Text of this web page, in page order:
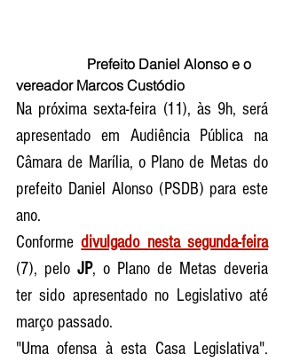
vereador Marcos Custódio
Na próxima sexta-feira (11), às 9h, será
apresentado em Audiência Pública na
Câmara de Marília, o Plano de Metas do
prefeito Daniel Alonso (PSDB) para este
ano.
Conforme divulgado nesta segunda-feira
(7), pelo JP, o Plano de Metas deveria
ter sido apresentado no Legislativo até
março passado.
"Uma ofensa à esta Casa Legislativa".